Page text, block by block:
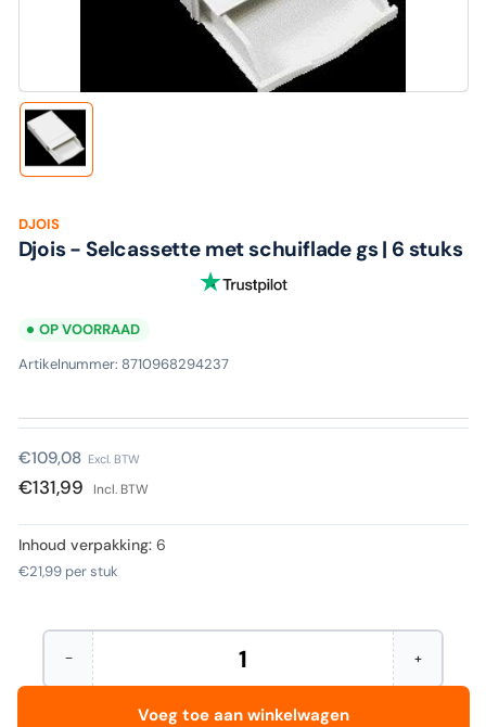
media
1
in
modaal
Laad
afbeelding
galerijweergave
DJOIS
Djois - Selcassette met schuiflade gs | 6 stuks
OP VOORRAAD
Artikelnummer: 8710968294237
Normale
prijs
€109,08 Excl. BTW
€131,99 Incl. BTW
Inhoud verpakking:6
€21,99per stuk
−Aantal
verminderen
Hoeveelheid +Verhoog
het
Voeg toe aan winkelwagen